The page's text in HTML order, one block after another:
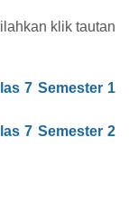
klik tautan
7 Semester 1
7 Semester 2